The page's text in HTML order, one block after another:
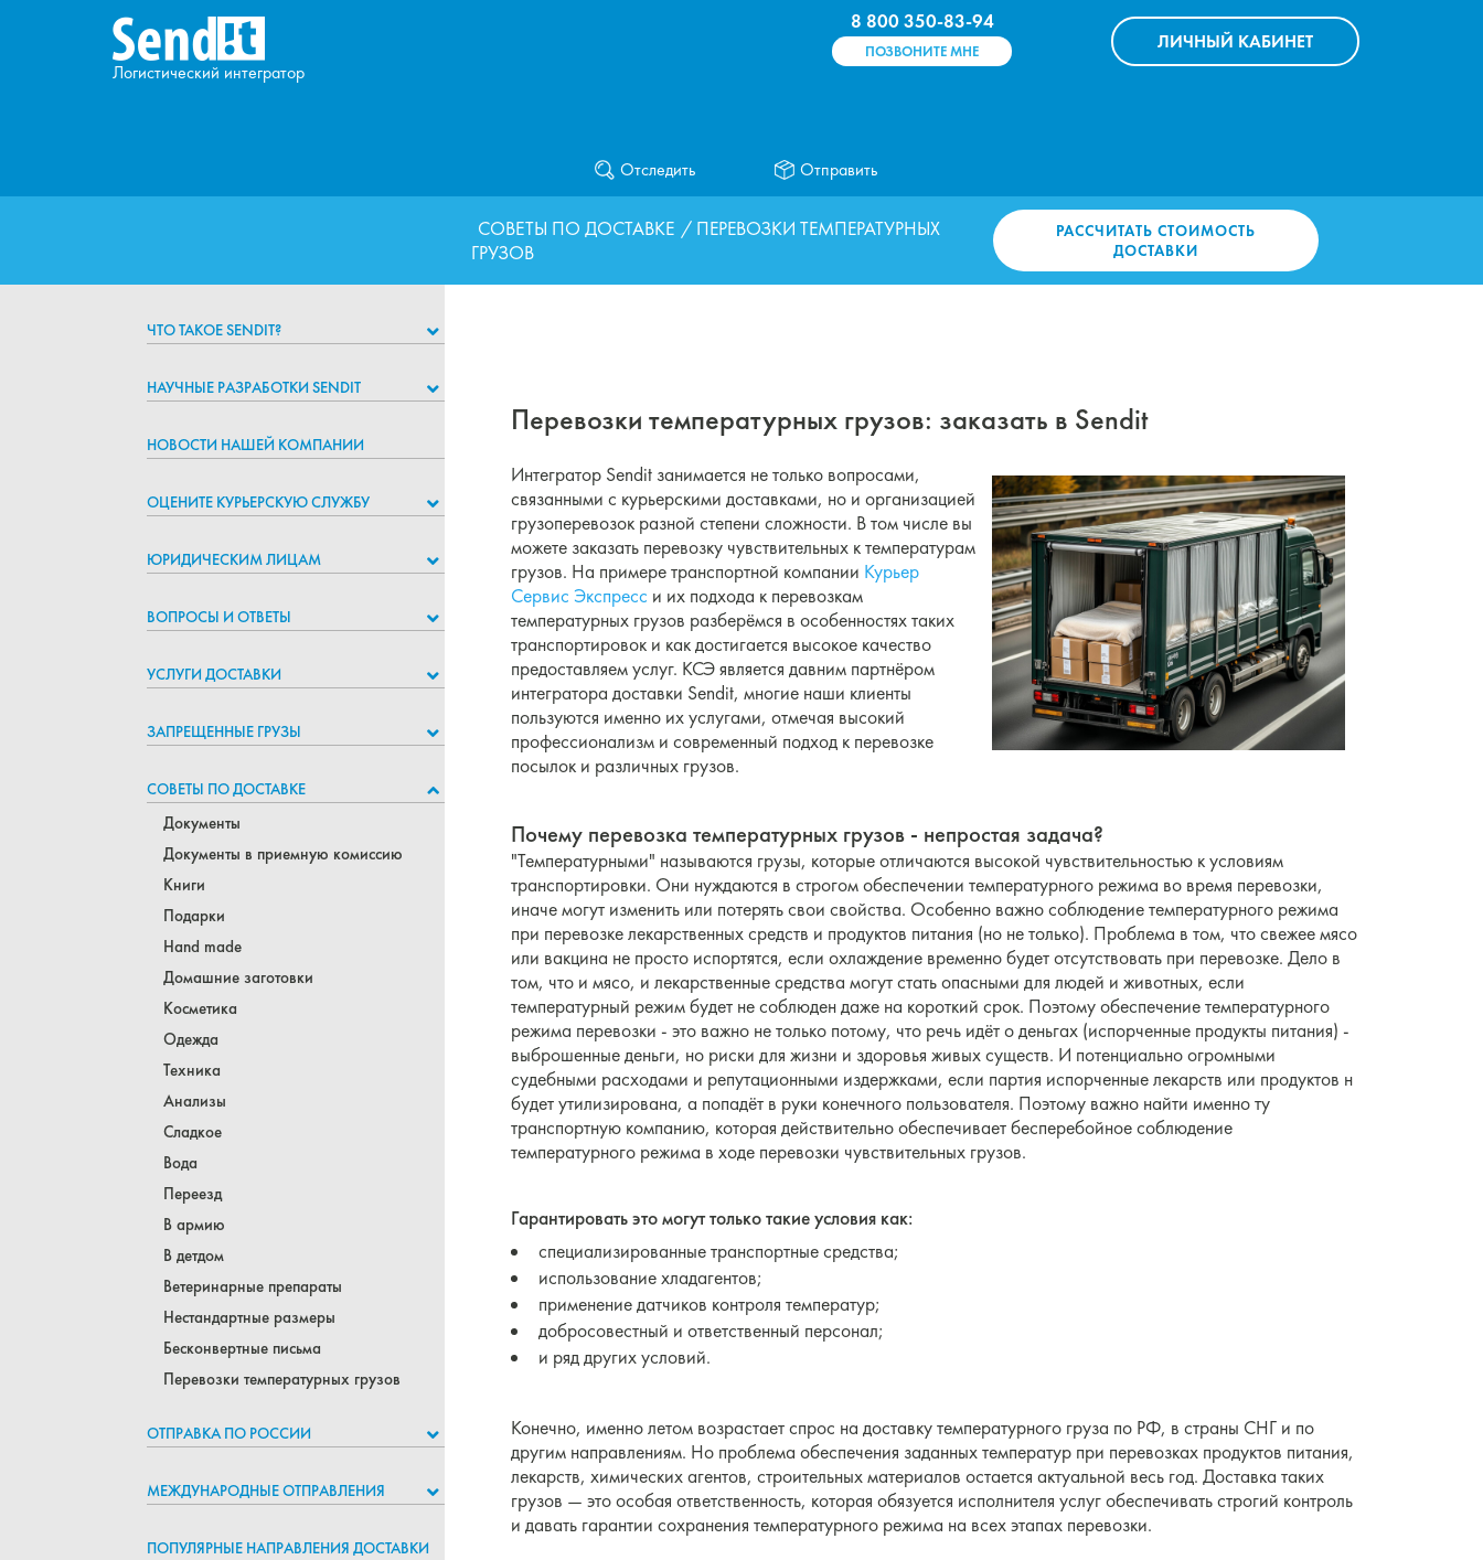
8 800 350-83-94
ПОЗВОНИТЕ МНЕ ЛИЧНЫЙ КАБИНЕТ
Логистический интегратор
Отследить Отправить
СОВЕТЫ ПО ДОСТАВКЕ / ПЕРЕВОЗКИ ТЕМПЕРАТУРНЫХ
ГРУЗОВ
РАССЧИТАТЬ СТОИМОСТЬ
ДОСТАВКИ
ЧТО ТАКОЕ SENDIT?
НАУЧНЫЕ РАЗРАБОТКИ SENDIT
НОВОСТИ НАШЕЙ КОМПАНИИ
ОЦЕНИТЕ КУРЬЕРСКУЮ СЛУЖБУ
ЮРИДИЧЕСКИМ ЛИЦАМ
ВОПРОСЫ И ОТВЕТЫ
УСЛУГИ ДОСТАВКИ
ЗАПРЕЩЕННЫЕ ГРУЗЫ
СОВЕТЫ ПО ДОСТАВКЕ
Документы
Документы в приемную комиссию
Книги
Подарки
Hand made
Домашние заготовки
Косметика
Одежда
Техника
Анализы
Сладкое
Вода
Переезд
В армию
В детдом
Ветеринарные препараты
Нестандартные размеры
Бесконвертные письма
Перевозки температурных грузов
ОТПРАВКА ПО РОССИИ
МЕЖДУНАРОДНЫЕ ОТПРАВЛЕНИЯ
ПОПУЛЯРНЫЕ НАПРАВЛЕНИЯ ДОСТАВКИ
Перевозки температурных грузов: заказать в Sendit
Интегратор Sendit занимается не только вопросами,
связанными с курьерскими доставками, но и организацией
грузоперевозок разной степени сложности. В том числе вы
можете заказать перевозку чувствительных к температурам
грузов. На примере транспортной компании Курьер
Сервис Экспресс и их подхода к перевозкам
температурных грузов разберёмся в особенностях таких
транспортировок и как достигается высокое качество
предоставляем услуг. КСЭ является давним партнёром
интегратора доставки Sendit, многие наши клиенты
пользуются именно их услугами, отмечая высокий
профессионализм и современный подход к перевозке
посылок и различных грузов.
Почему перевозка температурных грузов - непростая задача?
"Температурными" называются грузы, которые отличаются высокой чувствительностью к условиям
транспортировки. Они нуждаются в строгом обеспечении температурного режима во время перевозки,
иначе могут изменить или потерять свои свойства. Особенно важно соблюдение температурного режима
при перевозке лекарственных средств и продуктов питания (но не только). Проблема в том, что свежее мясо
или вакцина не просто испортятся, если охлаждение временно будет отсутствовать при перевозке. Дело в
том, что и мясо, и лекарственные средства могут стать опасными для людей и животных, если
температурный режим будет не соблюден даже на короткий срок. Поэтому обеспечение температурного
режима перевозки - это важно не только потому, что речь идёт о деньгах (испорченные продукты питания) -
выброшенные деньги, но риски для жизни и здоровья живых существ. И потенциально огромными
судебными расходами и репутационными издержками, если партия испорченные лекарств или продуктов н
будет утилизирована, а попадёт в руки конечного пользователя. Поэтому важно найти именно ту
транспортную компанию, которая действительно обеспечивает бесперебойное соблюдение
температурного режима в ходе перевозки чувствительных грузов.
Гарантировать это могут только такие условия как:
специализированные транспортные средства;
использование хладагентов;
применение датчиков контроля температур;
добросовестный и ответственный персонал;
и ряд других условий.
Конечно, именно летом возрастает спрос на доставку температурного груза по РФ, в страны СНГ и по
другим направлениям. Но проблема обеспечения заданных температур при перевозках продуктов питания,
лекарств, химических агентов, строительных материалов остается актуальной весь год. Доставка таких
грузов — это особая ответственность, которая обязуется исполнителя услуг обеспечивать строгий контроль
и давать гарантии сохранения температурного режима на всех этапах перевозки.